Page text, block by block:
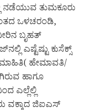
ನಡೆಯುವ ತುಮಕೂರು
ಒಳಚರಂಡಿ,
ಬೃಹತ್
ಎಷ್ಟೆಷ್ಟು ಕುಸೆಕ್ಸ್
ಮಾಹಿತಿ( ಹೇಮಾವತಿ/
ಹಾಗೂ
ಎಲ್ಲೆಲ್ಲಿ
ವಕ್ಕಾದ ಜಿಐಎಸ್